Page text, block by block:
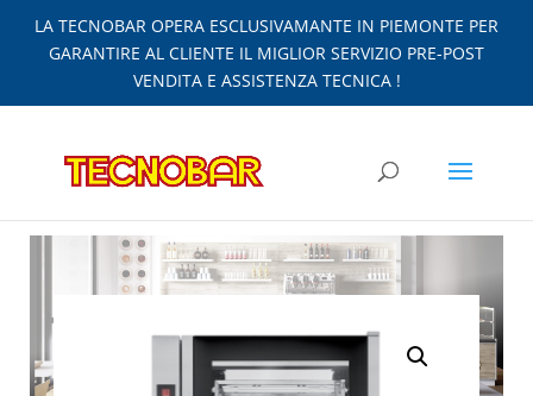
LA TECNOBAR OPERA ESCLUSIVAMANTE IN PIEMONTE PER
GARANTIRE AL CLIENTE IL MIGLIOR SERVIZIO PRE-POST
VENDITA E ASSISTENZA TECNICA !